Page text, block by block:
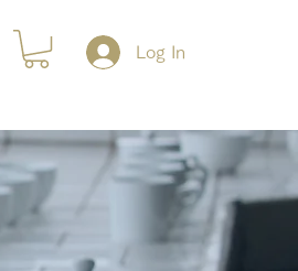
Log In